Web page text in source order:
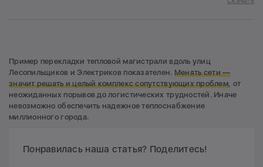
Пример перекладки тепловой магистрали вдоль улиц
Лесопильщиков и Электриков показателен. Менять сети —
значит решать и целый комплекс сопутствующих проблем , от
неожиданных порывов до логистических трудностей. Иначе
невозможно обеспечить надежное теплоснабжение
миллионного города.
Понравилась наша статья? Поделитесь!